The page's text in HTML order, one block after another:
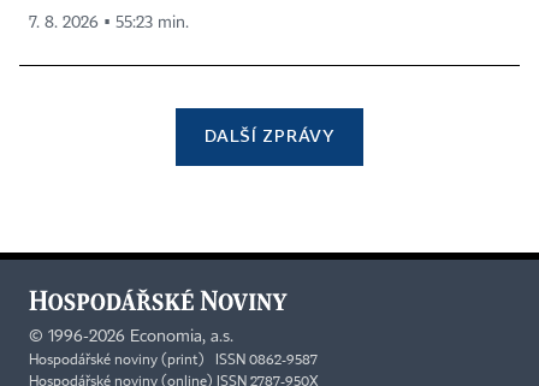
7. 8. 2026 ▪ 55:23 min.
DALŠÍ ZPRÁVY
© 1996-2026 Economia, a.s.
Hospodářské noviny (print) ISSN 0862-9587
Hospodářské noviny (online) ISSN 2787-950X